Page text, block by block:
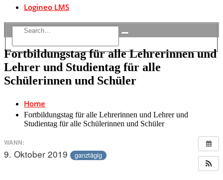
Logineo LMS
Fortbildungstag für alle Lehrerinnen und
Lehrer und Studientag für alle
Schülerinnen und Schüler
Home
Fortbildungstag für alle Lehrerinnen und Lehrer und
Studientag für alle Schülerinnen und Schüler
WANN:
9. Oktober 2019 ganztägig